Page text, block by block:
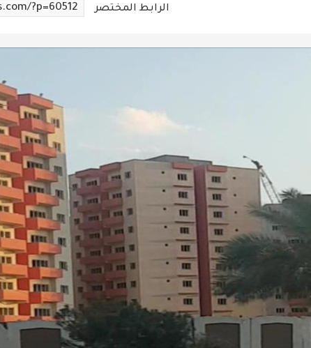
الرابط المختصر ?p=60512